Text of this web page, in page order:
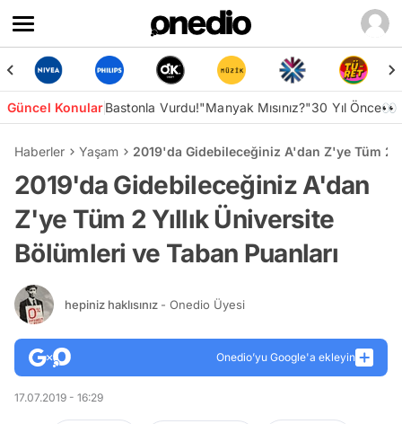
Güncel KonularBastonla Vurdu!"Manyak Mısınız?"30 Yıl Önce👀
Haberler Yaşam 2019'da Gidebileceğiniz A'dan Z'ye Tüm 2
2019'da Gidebileceğiniz A'dan
Z'ye Tüm 2 Yıllık Üniversite
Bölümleri ve Taban Puanları
hepiniz haklısınız - Onedio Üyesi
Onedio’yu Google'a ekleyin
17.07.2019 - 16:29